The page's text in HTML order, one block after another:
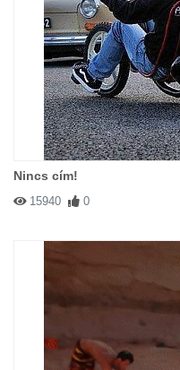
Nincs cím!
15940 0